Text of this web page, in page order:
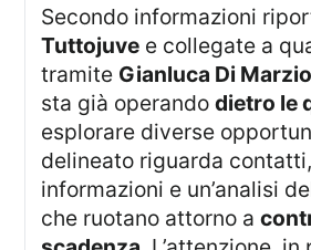
Secondo informazioni
Tuttojuve e collegate a
tramite Gianluca Di Marzio
sta già operandodietro le
esplorare diverse
delineato riguarda
informazioni e un’analisi
che ruotano attorno a